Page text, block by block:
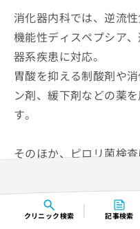
クリニック検索 記事検索
消化器内科では、逆流
機能性ディスペプシア
器系疾患に対応。
胃酸を抑える制酸剤や
ン剤、緩下剤などの薬
す。
そのほか、ピロリ菌検査
迅速ウレアーゼ試験や
査のほか、抗体測定や
わない検査を用いていま